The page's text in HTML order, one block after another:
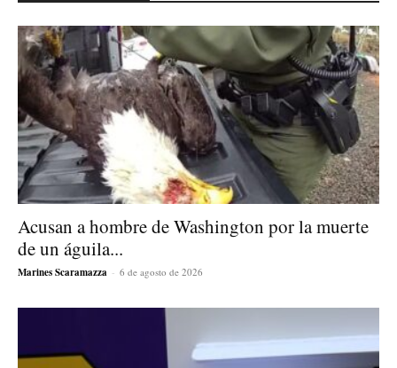
Acusan a hombre de Washington por la muerte
de un águila...
Marines Scaramazza - 6 de agosto de 2026